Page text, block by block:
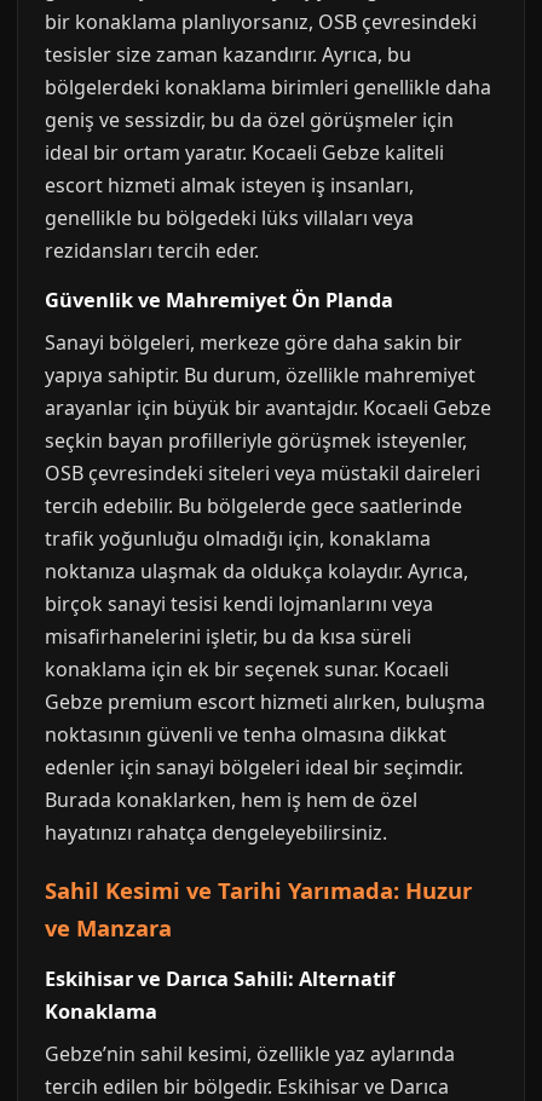
bir konaklama planlıyorsanız, OSB çevresindeki
tesisler size zaman kazandırır. Ayrıca, bu
bölgelerdeki konaklama birimleri genellikle daha
geniş ve sessizdir, bu da özel görüşmeler için
ideal bir ortam yaratır. Kocaeli Gebze kaliteli
escort hizmeti almak isteyen iş insanları,
genellikle bu bölgedeki lüks villaları veya
rezidansları tercih eder.
Güvenlik ve Mahremiyet Ön Planda
Sanayi bölgeleri, merkeze göre daha sakin bir
yapıya sahiptir. Bu durum, özellikle mahremiyet
arayanlar için büyük bir avantajdır. Kocaeli Gebze
seçkin bayan profilleriyle görüşmek isteyenler,
OSB çevresindeki siteleri veya müstakil daireleri
tercih edebilir. Bu bölgelerde gece saatlerinde
trafik yoğunluğu olmadığı için, konaklama
noktanıza ulaşmak da oldukça kolaydır. Ayrıca,
birçok sanayi tesisi kendi lojmanlarını veya
misafirhanelerini işletir, bu da kısa süreli
konaklama için ek bir seçenek sunar. Kocaeli
Gebze premium escort hizmeti alırken, buluşma
noktasının güvenli ve tenha olmasına dikkat
edenler için sanayi bölgeleri ideal bir seçimdir.
Burada konaklarken, hem iş hem de özel
hayatınızı rahatça dengeleyebilirsiniz.
Sahil Kesimi ve Tarihi Yarımada: Huzur
ve Manzara
Eskihisar ve Darıca Sahili: Alternatif
Konaklama
Gebze’nin sahil kesimi, özellikle yaz aylarında
tercih edilen bir bölgedir. Eskihisar ve Darıca